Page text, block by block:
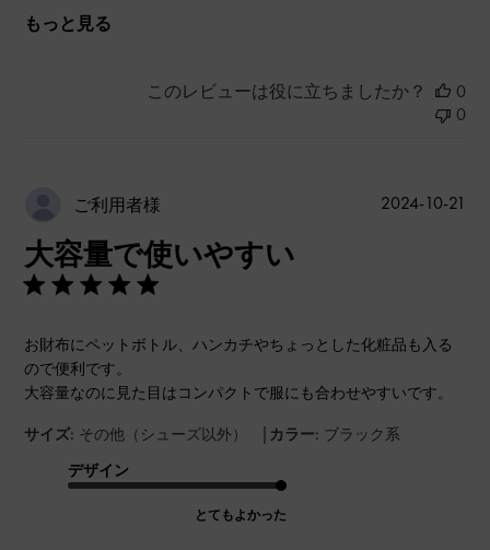
もっと見る
このレビューは役に立ちましたか？
0
0
ご利用者様
大容量で使いやすい
お財布にペットボトル、ハンカチやちょっとした化粧品も入る
ので便利です。
大容量なのに見た目はコンパクトで服にも合わせやすいです。
サイズ: その他（シューズ以外） | カラー: ブラック系
デザイン
とてもよかった
2024-10-21